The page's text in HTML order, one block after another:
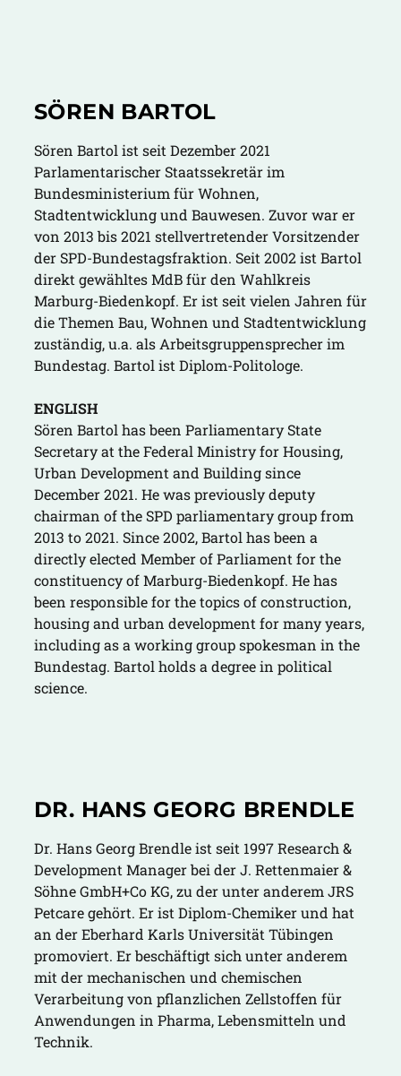
SÖREN BARTOL
Sören Bartol ist seit Dezember 2021
Parlamentarischer Staatssekretär im
Bundesministerium für Wohnen,
Stadtentwicklung und Bauwesen. Zuvor war er
von 2013 bis 2021 stellvertretender Vorsitzender
der SPD-Bundestagsfraktion. Seit 2002 ist Bartol
direkt gewähltes MdB für den Wahlkreis
Marburg-Biedenkopf. Er ist seit vielen Jahren für
die Themen Bau, Wohnen und Stadtentwicklung
zuständig, u.a. als Arbeitsgruppensprecher im
Bundestag. Bartol ist Diplom-Politologe.
ENGLISH
Sören Bartol has been Parliamentary State
Secretary at the Federal Ministry for Housing,
Urban Development and Building since
December 2021. He was previously deputy
chairman of the SPD parliamentary group from
2013 to 2021. Since 2002, Bartol has been a
directly elected Member of Parliament for the
constituency of Marburg-Biedenkopf. He has
been responsible for the topics of construction,
housing and urban development for many years,
including as a working group spokesman in the
Bundestag. Bartol holds a degree in political
science.
DR. HANS GEORG BRENDLE
Dr. Hans Georg Brendle ist seit 1997 Research &
Development Manager bei der J. Rettenmaier &
Söhne GmbH+Co KG, zu der unter anderem JRS
Petcare gehört. Er ist Diplom-Chemiker und hat
an der Eberhard Karls Universität Tübingen
promoviert. Er beschäftigt sich unter anderem
mit der mechanischen und chemischen
Verarbeitung von pflanzlichen Zellstoffen für
Anwendungen in Pharma, Lebensmitteln und
Technik.